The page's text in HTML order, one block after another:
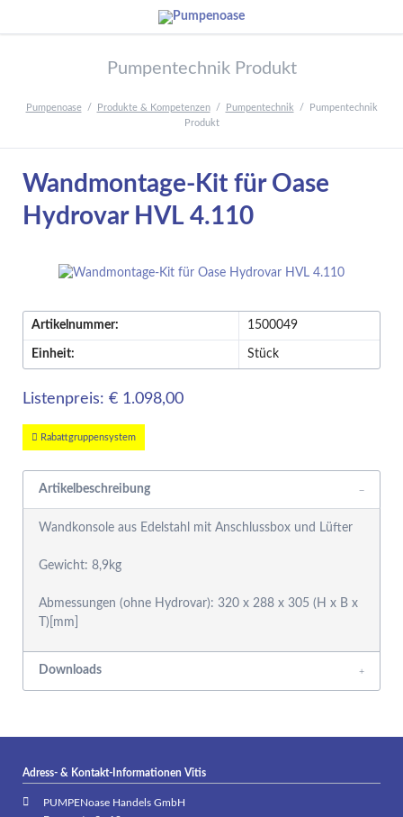
Pumpentechnik Produkt
Pumpenoase Produkte & Kompetenzen Pumpentechnik
Pumpentechnik
Produkt
Wandmontage-Kit für Oase
Hydrovar HVL 4.110
Artikelnummer: 1500049
Einheit: Stück
Listenpreis: € 1.098,00
Rabattgruppensystem
Artikelbeschreibung
Wandkonsole aus Edelstahl mit Anschlussbox und Lüfter
Gewicht: 8,9kg
Abmessungen (ohne Hydrovar): 320 x 288 x 305 (H x B x
Downloads
Adress- & Kontakt-Informationen Vitis
PUMPENoase Handels GmbH